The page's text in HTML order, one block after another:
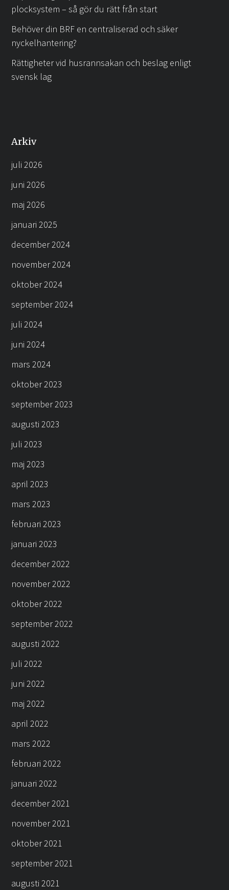
plocksystem – så gör du rätt från start
Behöver din BRF en centraliserad och säker
nyckelhantering?
Rättigheter vid husrannsakan och beslag enligt
svensk lag
Arkiv
juli 2026
juni 2026
maj 2026
januari 2025
december 2024
november 2024
oktober 2024
september 2024
juli 2024
juni 2024
mars 2024
oktober 2023
september 2023
augusti 2023
juli 2023
maj 2023
april 2023
mars 2023
februari 2023
januari 2023
december 2022
november 2022
oktober 2022
september 2022
augusti 2022
juli 2022
juni 2022
maj 2022
april 2022
mars 2022
februari 2022
januari 2022
december 2021
november 2021
oktober 2021
september 2021
augusti 2021